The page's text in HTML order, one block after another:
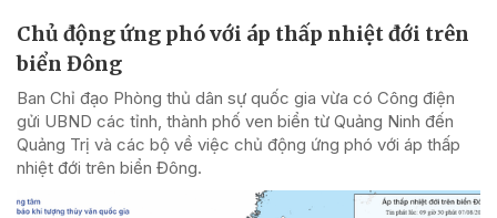
Chủ động ứng phó với áp thấp nhiệt đới trên
biển Đông
Ban Chỉ đạo Phòng thủ dân sự quốc gia vừa có Công điện
gửi UBND các tỉnh, thành phố ven biển từ Quảng Ninh đến
Quảng Trị và các bộ về việc chủ động ứng phó với áp thấp
nhiệt đới trên biển Đông.